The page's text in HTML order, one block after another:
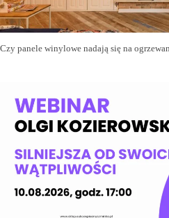
Czy panele winylowe nadają się na